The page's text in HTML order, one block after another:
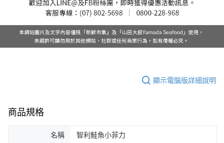
顯示電腦版詳細說明
商品規格
名稱 智利鮭魚小菲力